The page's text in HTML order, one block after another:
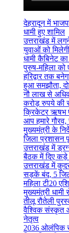
देहरादून में
धामी हुए शामिल
उत्तराखंड में
युवाओं को
धामी कैबिनेट
पुरुष-महिला
हरिद्वार तक
हुआ समझौता,
नौ लाख से अधिक
करोड़ रुपये की
क्रिकेटर ऋषभ
आप हमारे
मुख्यमंत्री के
जिला प्रशासन
उत्तराखंड में
बैठक में दिए कड़े
उत्तराखंड में
सड़कें बंद, 5
महिला टी20
मुख्यमंत्री धामी
तीलू रौतेली
वैश्विक संस्कृत
नेतृत्व
2036 ओलंपिक